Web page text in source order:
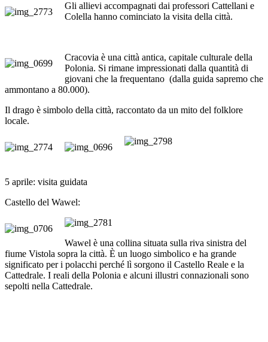
Gli allievi accompagnati dai professori Cattellani e
Colella hanno cominciato la visita della città.
Cracovia è una città antica, capitale culturale della
Polonia. Si rimane impressionati dalla quantità di
giovani che la frequentano (dalla guida sapremo che
ammontano a 80.000).
Il drago è simbolo della città, raccontato da un mito del folklore
locale.
5 aprile: visita guidata
Castello del Wawel:
Wawel è una collina situata sulla riva sinistra del
fiume Vistola sopra la città. È un luogo simbolico e ha grande
significato per i polacchi perché lì sorgono il Castello Reale e la
Cattedrale. I reali della Polonia e alcuni illustri connazionali sono
sepolti nella Cattedrale.